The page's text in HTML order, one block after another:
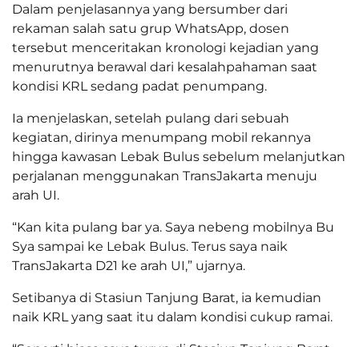
Dalam penjelasannya yang bersumber dari
rekaman salah satu grup WhatsApp, dosen
tersebut menceritakan kronologi kejadian yang
menurutnya berawal dari kesalahpahaman saat
kondisi KRL sedang padat penumpang.
Ia menjelaskan, setelah pulang dari sebuah
kegiatan, dirinya menumpang mobil rekannya
hingga kawasan Lebak Bulus sebelum melanjutkan
perjalanan menggunakan TransJakarta menuju
arah UI.
“Kan kita pulang bar ya. Saya nebeng mobilnya Bu
Sya sampai ke Lebak Bulus. Terus saya naik
TransJakarta D21 ke arah UI,” ujarnya.
Setibanya di Stasiun Tanjung Barat, ia kemudian
naik KRL yang saat itu dalam kondisi cukup ramai.